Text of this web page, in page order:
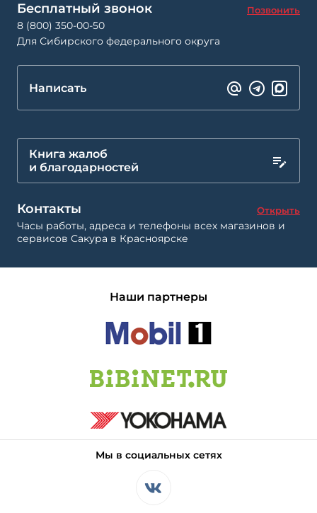
Бесплатный звонок Позвонить
8 (800) 350-00-50
Для Сибирского федерального округа
Написать
Книга жалоб
и благодарностей
Контакты Открыть
Часы работы, адреса и телефоны всех магазинов и
сервисов Сакура в Красноярске
Наши партнеры
Мы в социальных сетях